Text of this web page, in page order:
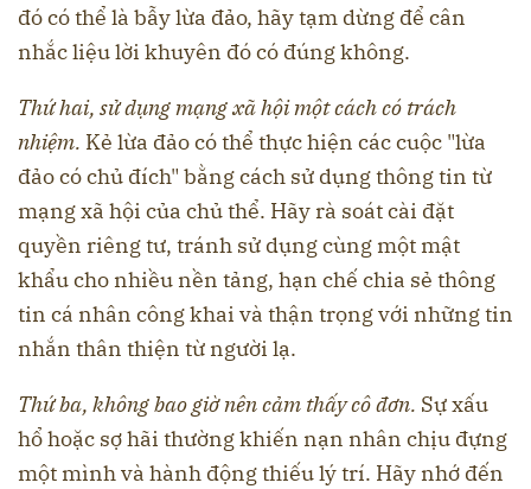
đó có thể là bẫy lừa đảo, hãy tạm dừng để cân
nhắc liệu lời khuyên đó có đúng không.
Thứ hai, sử dụng mạng xã hội một cách có trách
nhiệm. Kẻ lừa đảo có thể thực hiện các cuộc "lừa
đảo có chủ đích" bằng cách sử dụng thông tin từ
mạng xã hội của chủ thể. Hãy rà soát cài đặt
quyền riêng tư, tránh sử dụng cùng một mật
khẩu cho nhiều nền tảng, hạn chế chia sẻ thông
tin cá nhân công khai và thận trọng với những tin
nhắn thân thiện từ người lạ.
Thứ ba, không bao giờ nên cảm thấy cô đơn. Sự xấu
hổ hoặc sợ hãi thường khiến nạn nhân chịu đựng
một mình và hành động thiếu lý trí. Hãy nhớ đến